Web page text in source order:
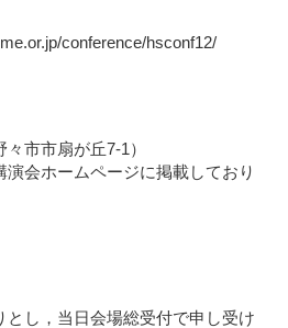
conference/hsconf12/
々市市扇が丘7-1）
会ホームページに掲載しており
とし，当日会場総受付で申し受け